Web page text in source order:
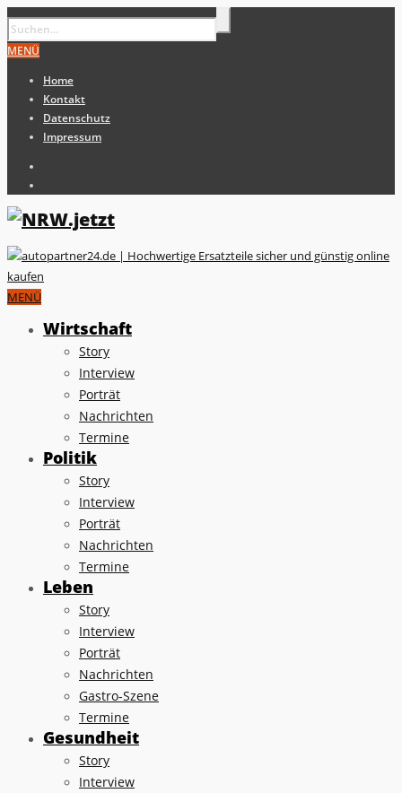
MENÜ
Home
Kontakt
Datenschutz
Impressum
MENÜ
Wirtschaft
Story
Interview
Porträt
Nachrichten
Termine
Politik
Story
Interview
Porträt
Nachrichten
Termine
Leben
Story
Interview
Porträt
Nachrichten
Gastro-Szene
Termine
Gesundheit
Story
Interview